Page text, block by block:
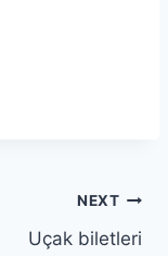
NEXT
Uçak biletleri